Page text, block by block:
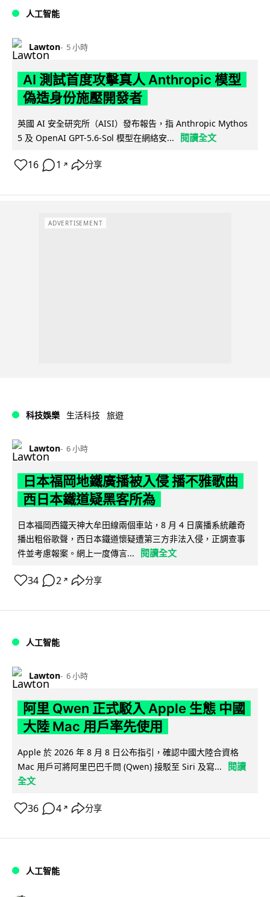
人工智能
Lawton 5 小時
AI 測試首度攻擊真人 Anthropic 模型
偽造身份施壓開發者
英國 AI 安全研究所（AISI）發布報告，指 Anthropic Mythos
5 及 OpenAI GPT-5.6-Sol 模型在網絡安...
閱讀全文
16 1 ↗ 分享
ADVERTISEMENT
科技娛樂 生活科技 旅遊
Lawton 6 小時
日本福岡地鐵廣播被入侵 播不雅歌曲
西日本鐵道疑黑客所為
日本福岡西鐵天神大牟田線兩個車站，8 月 4 日廣播系統離奇
播出粗俗歌聲，西日本鐵道懷疑遭第三方非法入侵，正調查事
件並考慮報案。網上一度傳言...
閱讀全文
34 2 ↗ 分享
人工智能
Lawton 6 小時
阿里 Qwen 正式駁入 Apple 生態 中國
大陸 Mac 用戶率先使用
Apple 於 2026 年 8 月 8 日公布指引，確認中國大陸合資格
Mac 用戶可將阿里巴巴千問 (Qwen) 接駁至 Siri 及寫...
閱讀
全文
36 4 ↗ 分享
人工智能